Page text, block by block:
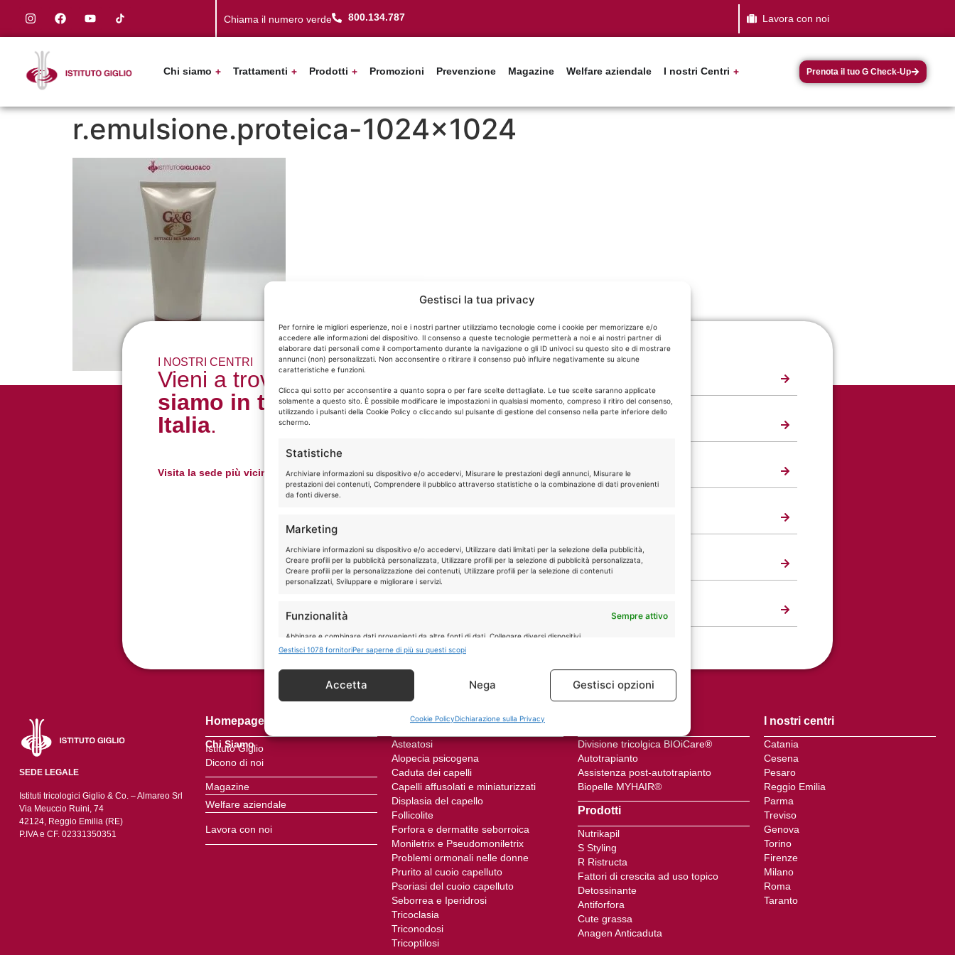
Gestisci la tua privacy
Per fornire le migliori esperienze, noi e i nostri partner utilizziamo tecnologie come i cookie per memorizzare e/o
accedere alle informazioni del dispositivo. Il consenso a queste tecnologie permetterà a noi e ai nostri partner di
elaborare dati personali come il comportamento durante la navigazione o gli ID univoci su questo sito e di mostrare
annunci (non) personalizzati. Non acconsentire o ritirare il consenso può influire negativamente su alcune
caratteristiche e funzioni.
Clicca qui sotto per acconsentire a quanto sopra o per fare scelte dettagliate. Le tue scelte saranno applicate
solamente a questo sito. È possibile modificare le impostazioni in qualsiasi momento, compreso il ritiro del consenso,
utilizzando i pulsanti della Cookie Policy o cliccando sul pulsante di gestione del consenso nella parte inferiore dello
schermo.
Statistiche
Archiviare informazioni su dispositivo e/o accedervi, Misurare le prestazioni degli annunci, Misurare le
prestazioni dei contenuti, Comprendere il pubblico attraverso statistiche o la combinazione di dati provenienti
da fonti diverse.
Marketing
Archiviare informazioni su dispositivo e/o accedervi, Utilizzare dati limitati per la selezione della pubblicità,
Creare profili per la pubblicità personalizzata, Utilizzare profili per la selezione di pubblicità personalizzata,
Creare profili per la personalizzazione dei contenuti, Utilizzare profili per la selezione di contenuti
personalizzati, Sviluppare e migliorare i servizi.
Funzionalità Sempre attivo
Abbinare e combinare dati provenienti da altre fonti di dati, Collegare diversi dispositivi,
Identificare i dispositivi in base alle informazioni trasmesse automaticamente.
Garantire la sicurezza, prevenire e rilevare frodi, correggere
errori, Erogare e presentare pubblicità e contenuto.
Sempre attivo
Gestisci 1078 fornitoriPer saperne di più su questi scopi
Accetta Nega Gestisci opzioni
Cookie PolicyDichiarazione sulla Privacy
Chiama il numero verde 800.134.787 Lavora con noi
Chi siamo Trattamenti Prodotti Promozioni Prevenzione Magazine Welfare aziendale I nostri Centri Prenota il tuo G Check-Up
r.emulsione.proteica-1024×1024
I NOSTRI CENTRI
Vieni a trovarci,
siamo in tutta
Italia.
Visita la sede più vicina a te Firenze Reggio Emilia
Pesaro Cesena
Taranto
SEDE LEGALE
Istituti tricologici Giglio & Co. – Almareo Srl
Via Meuccio Ruini, 74
42124, Reggio Emilia (RE)
P.IVA e CF. 02331350351
Homepage
Chi Siamo
Istituto Giglio
Dicono di noi
Magazine
Welfare aziendale
Lavora con noi
Problemi
Asteatosi
Alopecia psicogena
Caduta dei capelli
Capelli affusolati e miniaturizzati
Displasia del capello
Follicolite
Forfora e dermatite seborroica
Moniletrix e Pseudomoniletrix
Problemi ormonali nelle donne
Prurito al cuoio capelluto
Psoriasi del cuoio capelluto
Seborrea e Iperidrosi
Tricoclasia
Triconodosi
Tricoptilosi
Divisione tricolgica BIOiCare®
Autotrapianto
Assistenza post-autotrapianto
Biopelle MYHAIR®
Prodotti
Nutrikapil
S Styling
R Ristructa
Fattori di crescita ad uso topico
Detossinante
Antiforfora
Cute grassa
Anagen Anticaduta
I nostri centri
Catania
Cesena
Pesaro
Reggio Emilia
Parma
Treviso
Genova
Torino
Firenze
Milano
Roma
Taranto